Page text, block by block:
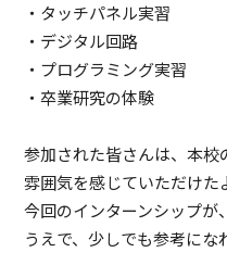
・タッチパネル実習
・デジタル回路
・プログラミング実習
・卒業研究の体験
参加された皆さんは、本
雰囲気を感じていただけた
今回のインターンシップが
うえで、少しでも参考にな